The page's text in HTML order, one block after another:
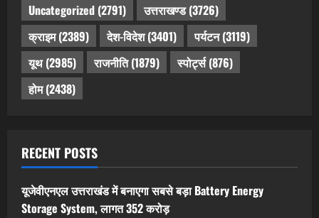
Uncategorized (2791) उत्तराखण्ड(3726)
क्राइम(2389) देश-विदेश(3401) पर्यटन(3119)
यूथ(2985) राजनीति(1879) स्पोर्ट्स(876)
होम(2438)
RECENT POSTS
यूजेवीएनएल उत्तराखंड में बनाएगा सबसे बड़ा Battery Energy
Storage System, लागत 352 करोड़